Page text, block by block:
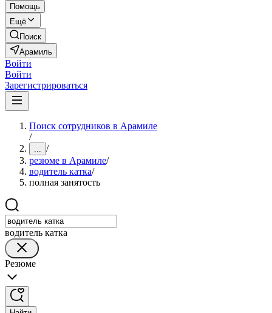
Помощь
Ещё
Поиск
Арамиль
Войти
Войти
Зарегистрироваться
Поиск сотрудников в Арамиле
/
... /
резюме в Арамиле/
водитель катка/
полная занятость
водитель катка
Резюме